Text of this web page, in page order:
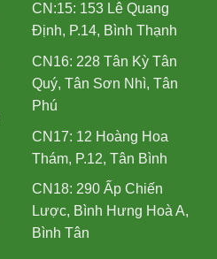
CN:15: 153 Lê Quang
Định, P.14, Bình Thạnh
CN16: 228 Tân Kỳ Tân
Quý, Tân Sơn Nhì, Tân
Phú
CN17: 12 Hoàng Hoa
Thám, P.12, Tân Bình
CN18: 290 Ấp Chiến
Lược, Bình Hưng Hoà A,
Bình Tân